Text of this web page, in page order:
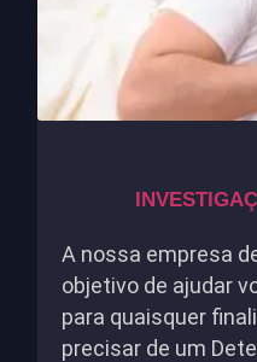
A nossa empresa
objetivo de ajudar
para quaisquer
precisar de um